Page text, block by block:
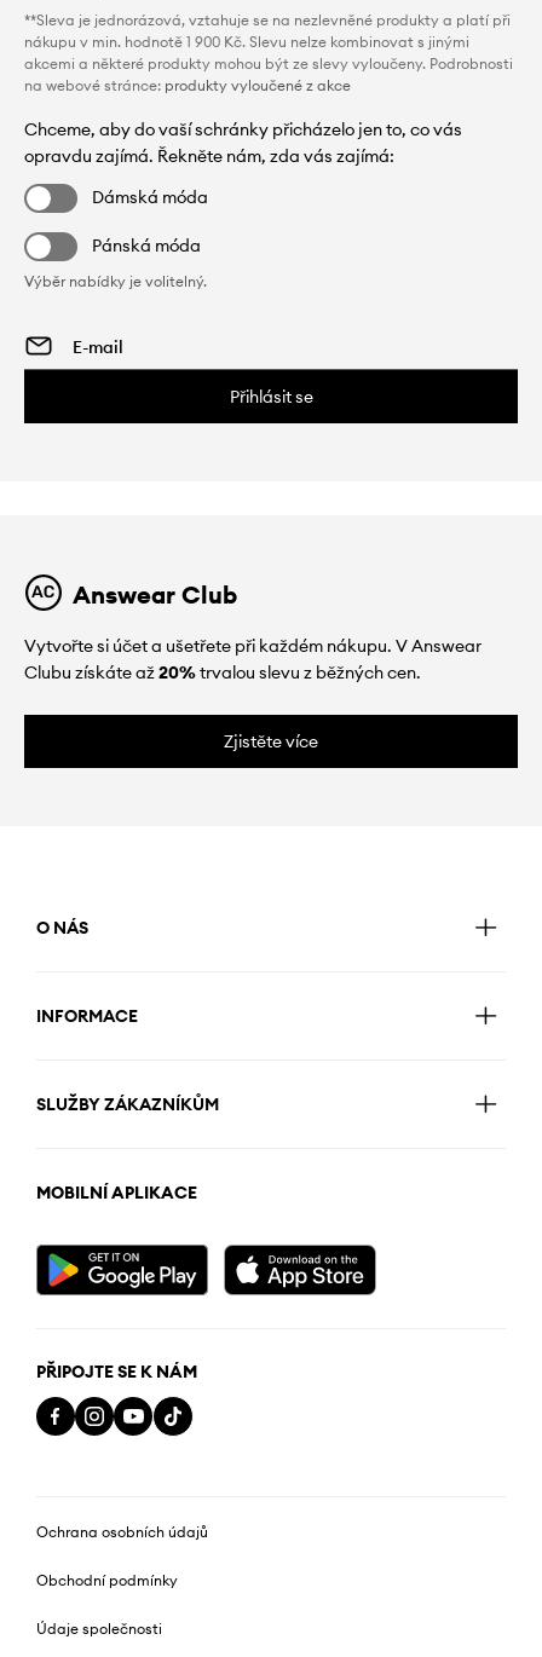
**Sleva je jednorázová, vztahuje se na nezlevněné produkty a platí při
nákupu v min. hodnotě 1 900 Kč. Slevu nelze kombinovat s jinými
akcemi a některé produkty mohou být ze slevy vyloučeny. Podrobnosti
na webové stránce: produkty vyloučené z akce
Chceme, aby do vaší schránky přicházelo jen to, co vás
opravdu zajímá. Řekněte nám, zda vás zajímá:
Dámská móda
Pánská móda
Výběr nabídky je volitelný.
Přihlásit se
Answear Club
Vytvořte si účet a ušetřete při každém nákupu. V Answear
Clubu získáte až20%trvalou slevu z běžných cen.
Zjistěte více
O NÁS
INFORMACE
SLUŽBY ZÁKAZNÍKŮM
MOBILNÍ APLIKACE
PŘIPOJTE SE K NÁM
Ochrana osobních údajů
Obchodní podmínky
Údaje společnosti